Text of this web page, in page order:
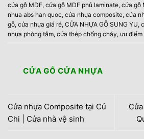
cửa gỗ MDF, cửa gỗ MDF phủ laminate, cửa gỗ
nhua abs han quoc, cửa nhựa composite, cửa
gỗ, cửa nhựa giá rẻ, CỬA NHỰA GỖ SUNG YU,
nhựa phòng tắm, cửa thép chống cháy, ưu
CỬA GỖ CỬA NHỰA
Cửa nhựa Composite tại Củ
Chi | Cửa nhà vệ sinh